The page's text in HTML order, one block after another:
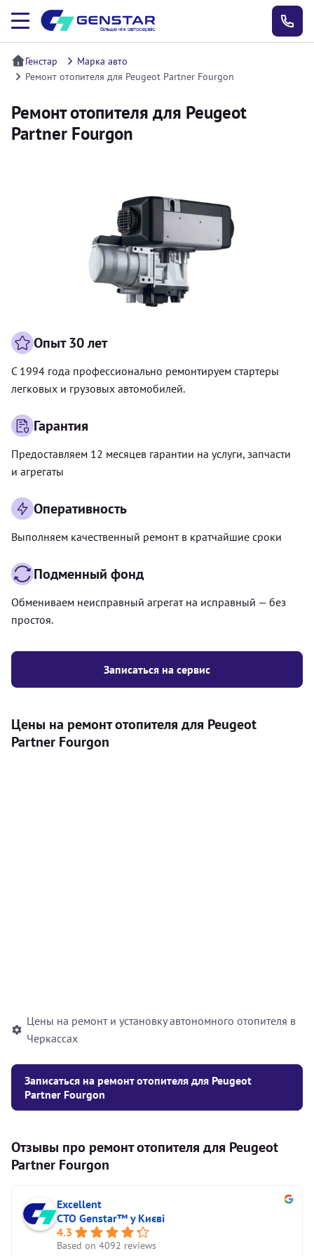
Генстар
Марка авто
Ремонт отопителя для Peugeot Partner Fourgon
Ремонт отопителя для Peugeot
Partner Fourgon
Записаться на сервис
Опыт 30 лет
С 1994 года профессионально ремонтируем стартеры
легковых и грузовых автомобилей.
Гарантия
Предоставляем 12 месяцев гарантии на услуги, запчасти
и агрегаты
Оперативность
Выполняем качественный ремонт в кратчайшие сроки
Подменный фонд
Обмениваем неисправный агрегат на исправный — без
простоя.
Цены на ремонт отопителя для Peugeot
Partner Fourgon
Цены на ремонт и установку автономного отопителя в
Черкассах
Записаться на ремонт отопителя для Peugeot
Partner Fourgon
Отзывы про ремонт отопителя для Peugeot
Partner Fourgon
Excellent
СТО Genstar™ у Києві
4.3
Based on 4092 reviews